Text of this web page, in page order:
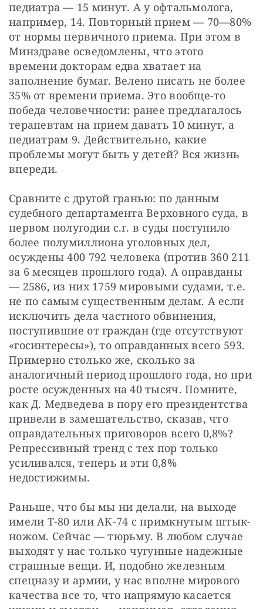
педиатра — 15 минут. А у офтальмолога,
например, 14. Повторный прием — 70—80%
от нормы первичного приема. При этом в
Минздраве осведомлены, что этого
времени докторам едва хватает на
заполнение бумаг. Велено писать не более
35% от времени приема. Это вообще-то
победа человечности: ранее предлагалось
терапевтам на прием давать 10 минут, а
педиатрам 9. Действительно, какие
проблемы могут быть у детей? Вся жизнь
впереди.
Сравните с другой гранью: по данным
судебного департамента Верховного суда, в
первом полугодии с.г. в суды поступило
более полумиллиона уголовных дел,
осуждены 400 792 человека (против 360 211
за 6 месяцев прошлого года). А оправданы
— 2586, из них 1759 мировыми судами, т.е.
не по самым существенным делам. А если
исключить дела частного обвинения,
поступившие от граждан (где отсутствуют
«госинтересы»), то оправданных всего 593.
Примерно столько же, сколько за
аналогичный период прошлого года, но при
росте осужденных на 40 тысяч. Помните,
как Д. Медведева в пору его президентства
привели в замешательство, сказав, что
оправдательных приговоров всего 0,8%?
Репрессивный тренд с тех пор только
усиливался, теперь и эти 0,8%
недостижимы.
Раньше, что бы мы ни делали, на выходе
имели Т-80 или АК-74 с примкнутым штык-
ножом. Сейчас — тюрьму. В любом случае
выходят у нас только чугунные надежные
страшные вещи. И, подобно железным
спецназу и армии, у нас вполне мирового
качества все то, что напрямую касается